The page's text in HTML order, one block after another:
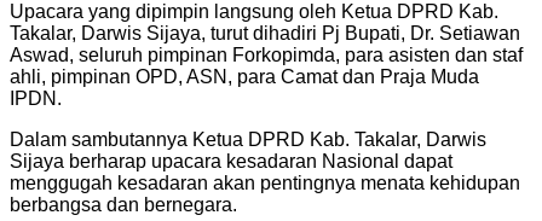
Upacara yang dipimpin langsung oleh Ketua DPRD Kab.
Takalar, Darwis Sijaya, turut dihadiri Pj Bupati, Dr. Setiawan
Aswad, seluruh pimpinan Forkopimda, para asisten dan staf
ahli, pimpinan OPD, ASN, para Camat dan Praja Muda
IPDN.
Dalam sambutannya Ketua DPRD Kab. Takalar, Darwis
Sijaya berharap upacara kesadaran Nasional dapat
menggugah kesadaran akan pentingnya menata kehidupan
berbangsa dan bernegara.